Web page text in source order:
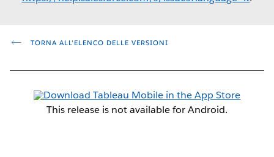
TORNA ALL'ELENCO DELLE VERSIONI
This release is not available for Android.